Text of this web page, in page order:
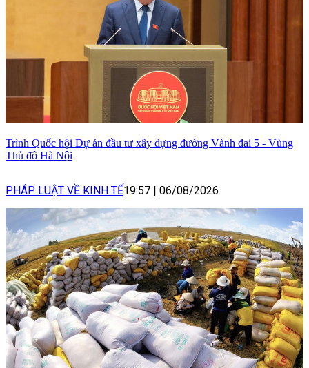
Trình Quốc hội Dự án đầu tư xây dựng đường Vành đai 5 - Vùng
Thủ đô Hà Nội
PHÁP LUẬT VỀ KINH TẾ19:57 06/08/2026